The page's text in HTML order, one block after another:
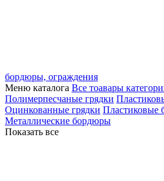
бордюры, ограждения
Меню каталога Все тоавары
Полимерпесчаные грядки
Оцинкованные грядки Пластиковые
Металлические бордюры
Показать все